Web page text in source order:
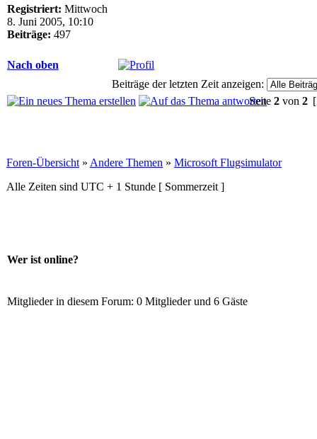
Registriert: Mittwoch
8. Juni 2005, 10:10
Beiträge: 497
Nach oben
Beiträge der letzten Zeit anzeigen:
Seite 2 von 2
Foren-Übersicht » Andere Themen » Microsoft Flugsimulator
Alle Zeiten sind UTC + 1 Stunde [ Sommerzeit ]
Wer ist online?
Mitglieder in diesem Forum: 0 Mitglieder und 6 Gäste